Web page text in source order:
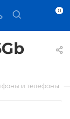
0
и телефоны